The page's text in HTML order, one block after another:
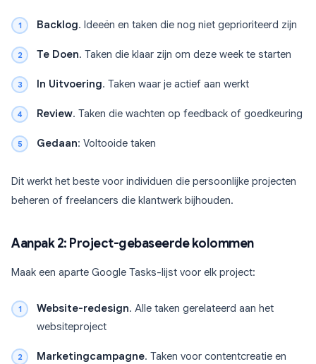
Backlog. Ideeën en taken die nog niet geprioriteerd zijn
Te Doen. Taken die klaar zijn om deze week te starten
In Uitvoering. Taken waar je actief aan werkt
Review. Taken die wachten op feedback of goedkeuring
Gedaan: Voltooide taken
Dit werkt het beste voor individuen die persoonlijke projecten
beheren of freelancers die klantwerk bijhouden.
Aanpak 2: Project-gebaseerde kolommen
Maak een aparte Google Tasks-lijst voor elk project:
Website-redesign. Alle taken gerelateerd aan het
websiteproject
Marketingcampagne. Taken voor contentcreatie en